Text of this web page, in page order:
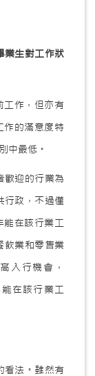
業生對工作狀
工作，但亦有
作的滿意度特
中最低。
歡迎的行業為
行政，不過僅
能在該行業工
飲業和零售業
入行機會，
在該行業工
看法。雖然有